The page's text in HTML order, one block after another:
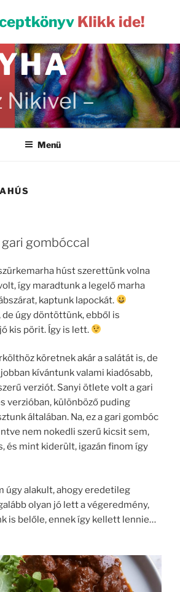
Klikk ide!
Nikivel –
Menü
gombóccal
húst szerettünk volna
így maradtunk a legelő marha
kaptunk lapockát.
úgy döntöttünk, ebből is
kis pörit. Így is lett.
köretnek akár a salátát is, de
kívántunk valami kiadósabb,
verziót. Sanyi ötlete volt a gari
verzióban, különböző puding
általában. Na, ez a gari gombóc
nem nokedli szerű kicsit sem,
és mint kiderült, igazán finom így
úgy alakult, ahogy eredetileg
olyan jó lett a végeredmény,
is belőle, ennek így kellett lennie…